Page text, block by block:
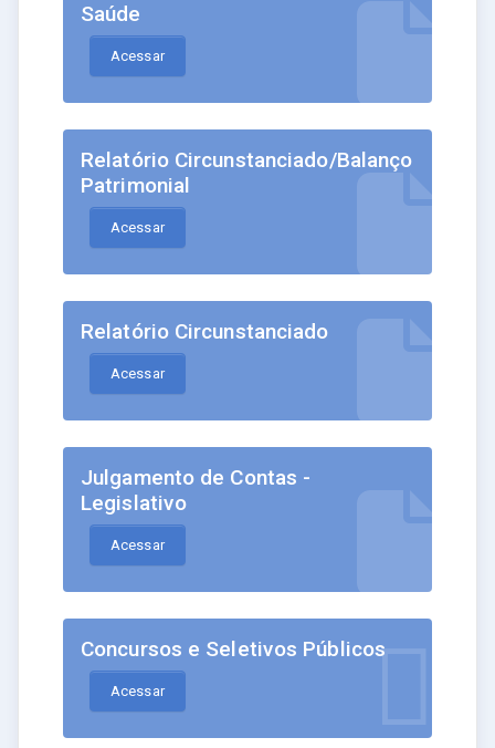
Saúde
Acessar
Relatório Circunstanciado/Balanço
Patrimonial
Acessar
Relatório Circunstanciado
Acessar
Julgamento de Contas -
Legislativo
Acessar
Concursos e Seletivos Públicos
Acessar